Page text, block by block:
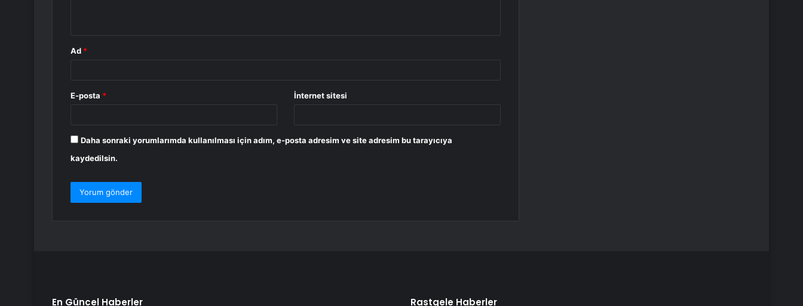
Ad *
E-posta * İnternet sitesi
Daha sonraki yorumlarımda kullanılması için adım, e-posta adresim ve site adresim bu tarayıcıya
kaydedilsin.
En Güncel Haberler Rastgele Haberler